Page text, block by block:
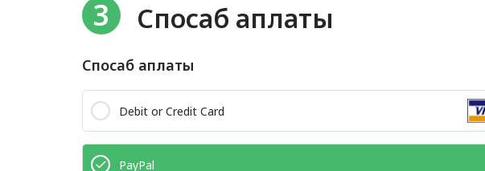
3 Спосаб аплаты
Спосаб аплаты
Debit or Credit Card
PayPal